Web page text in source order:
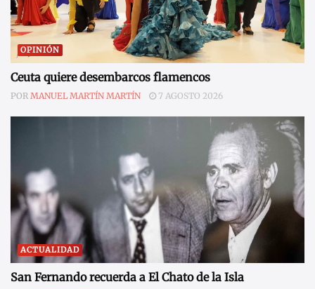
OPINIÓN
Ceuta quiere desembarcos flamencos
POR MANUEL MARTÍN MARTÍN 7 AGOSTO 2026
ACTUALIDAD
San Fernando recuerda a El Chato de la Isla